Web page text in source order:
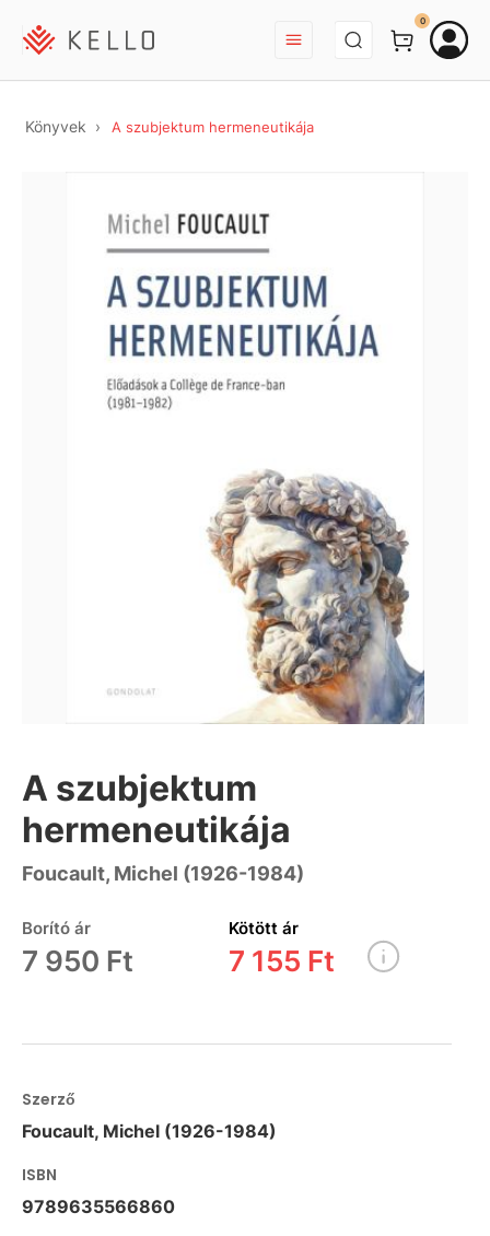
BEJELENTKEZÉS
0
Könyvek A szubjektum hermeneutikája
A szubjektum
hermeneutikája
Foucault, Michel (1926-1984)
Borító ár
7 950 Ft
Kötött ár
7 155 Ft
Szerző
Foucault, Michel (1926-1984)
ISBN
9789635566860